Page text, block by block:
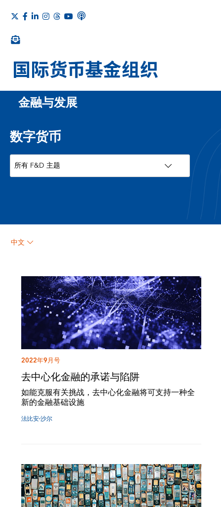
金融与发展
数字货币
中文
2022年9月号
去中心化金融的承诺与陷阱
如能克服有关挑战，去中心化金融将可支持一种全
新的金融基础设施
法比安·沙尔